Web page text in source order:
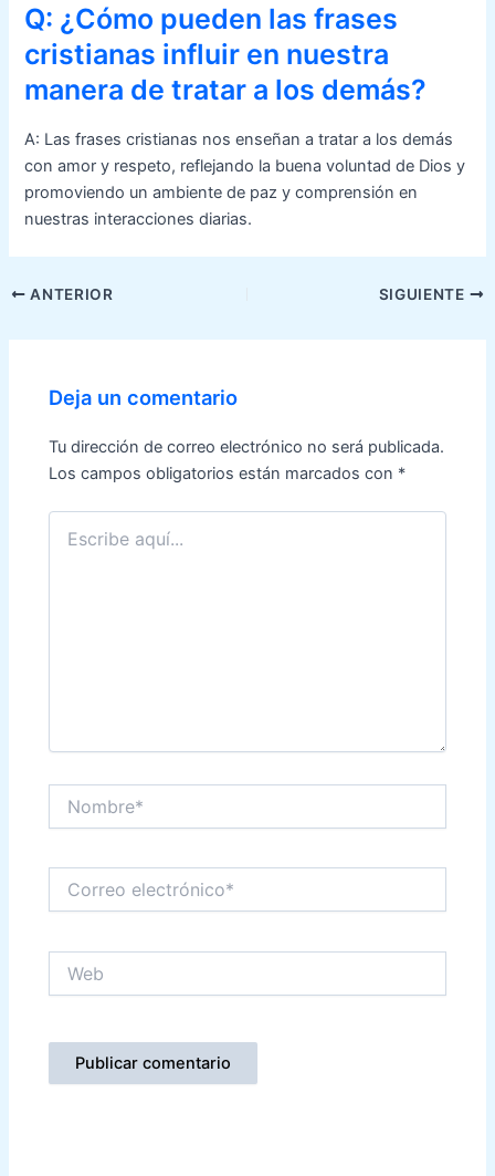
Q: ¿Cómo pueden las frases
cristianas influir en nuestra
manera de tratar a los demás?
A: Las frases cristianas nos enseñan a tratar a los demás
con amor y respeto, reflejando la buena voluntad de Dios y
promoviendo un ambiente de paz y comprensión en
nuestras interacciones diarias.
Navegación
entradas
ANTERIOR SIGUIENTE
Deja un comentario
Tu dirección de correo electrónico no será publicada.
Los campos obligatorios están marcados con *
Escribe
aquí...
electrónico*